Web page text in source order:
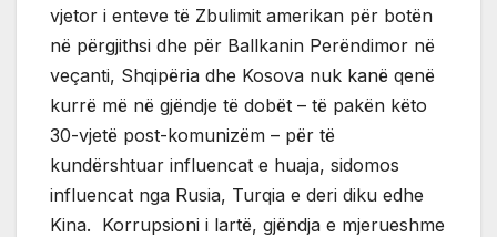
vjetor i enteve të Zbulimit amerikan për botën
në përgjithsi dhe për Ballkanin Perëndimor në
veçanti, Shqipëria dhe Kosova nuk kanë qenë
kurrë më në gjëndje të dobët – të pakën këto
30-vjetë post-komunizëm – për të
kundërshtuar influencat e huaja, sidomos
influencat nga Rusia, Turqia e deri diku edhe
Kina. Korrupsioni i lartë, gjëndja e mjerueshme